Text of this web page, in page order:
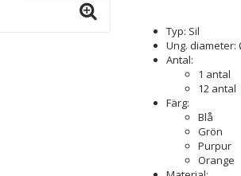
Typ: Sil
Ung. diameter:
Antal:
1 antal
12 antal
Färg:
Blå
Grön
Purpur
Orange